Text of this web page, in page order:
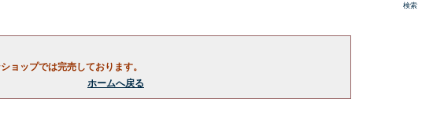
検索
ョップでは完売しております。
ホームへ戻る